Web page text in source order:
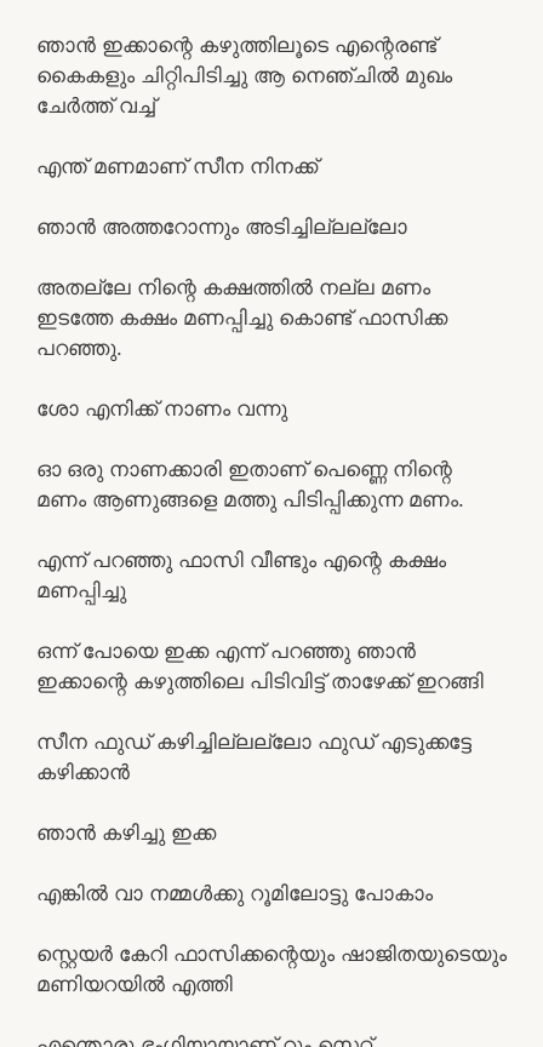
ഞാൻ ഇക്കാന്റെ കഴുത്തിലൂടെ എന്റെരണ്ട്
കൈകളും ചിറ്റിപിടിച്ചു ആ നെഞ്ചിൽ മുഖം
ചേർത്ത് വച്ച്
എന്ത് മണമാണ് സീന നിനക്ക്
ഞാൻ അത്തറോന്നും അടിച്ചില്ലല്ലോ
അതല്ലേ നിന്റെ കക്ഷത്തിൽ നല്ല മണം
ഇടത്തേ കക്ഷം മണപ്പിച്ചു കൊണ്ട് ഫാസിക്ക
പറഞ്ഞു.
ശോ എനിക്ക് നാണം വന്നു
ഓ ഒരു നാണക്കാരി ഇതാണ് പെണ്ണെ നിന്റെ
മണം ആണുങ്ങളെ മത്തു പിടിപ്പിക്കുന്ന മണം.
എന്ന് പറഞ്ഞു ഫാസി വീണ്ടും എന്റെ കക്ഷം
മണപ്പിച്ചു
ഒന്ന് പോയെ ഇക്ക എന്ന് പറഞ്ഞു ഞാൻ
ഇക്കാന്റെ കഴുത്തിലെ പിടിവിട്ട് താഴേക്ക് ഇറങ്ങി
സീന ഫുഡ് കഴിച്ചില്ലല്ലോ ഫുഡ് എടുക്കട്ടേ
കഴിക്കാൻ
ഞാൻ കഴിച്ചു ഇക്ക
എങ്കിൽ വാ നമ്മൾക്കു റൂമിലോട്ടു പോകാം
സ്റ്റെയർ കേറി ഫാസിക്കന്റെയും ഷാജിതയുടെയും
മണിയറയിൽ എത്തി